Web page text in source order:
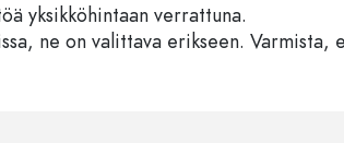
yksikköhintaan verrattuna.
ne on valittava erikseen.